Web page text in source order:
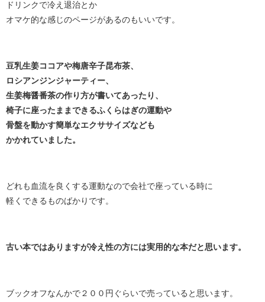
ドリンクで冷え退治とか
オマケ的な感じのページがあるのもいいです。
豆乳生姜ココアや梅唐辛子昆布茶、
ロシアンジンジャーティー、
生姜梅醤番茶の作り方が書いてあったり、
椅子に座ったままできるふくらはぎの運動や
骨盤を動かす簡単なエクササイズなども
かかれていました。
どれも血流を良くする運動なので会社で座っている時に
軽くできるものばかりです。
古い本ではありますが冷え性の方には実用的な本だと思います。
ブックオフなんかで２００円ぐらいで売っていると思います。